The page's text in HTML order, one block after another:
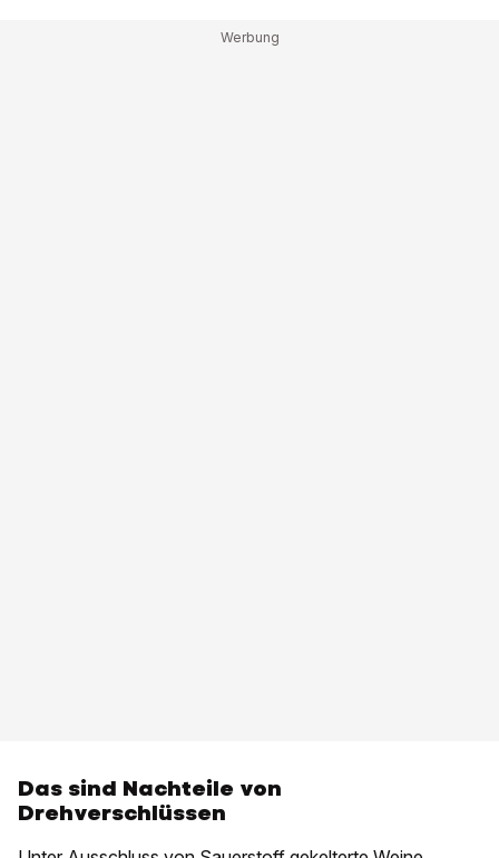
Das sind Nachteile von
Drehverschlüssen